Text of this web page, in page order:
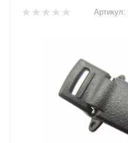
Артикул: